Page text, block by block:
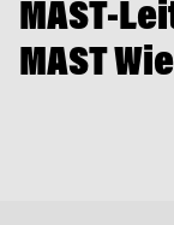
MAST-
MAST